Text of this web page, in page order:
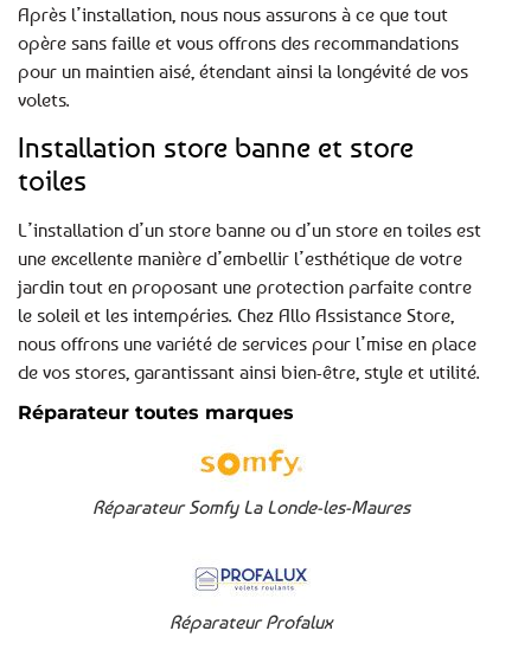
Après l’installation, nous nous assurons à ce que tout
opère sans faille et vous offrons des recommandations
pour un maintien aisé, étendant ainsi la longévité de vos
volets.
Installation store banne et store
toiles
L’installation d’un store banne ou d’un store en toiles est
une excellente manière d’embellir l’esthétique de votre
jardin tout en proposant une protection parfaite contre
le soleil et les intempéries. Chez Allo Assistance Store,
nous offrons une variété de services pour l’mise en place
de vos stores, garantissant ainsi bien-être, style et utilité.
Réparateur toutes marques
Réparateur Somfy La Londe-les-Maures
Réparateur Profalux